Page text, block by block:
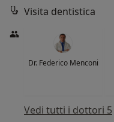
Visita dentistica
Dr. Federico Menconi
Vedi tutti i dottori 5